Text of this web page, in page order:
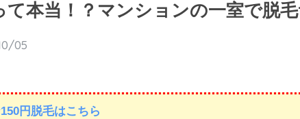
て本当！？マンションの一室で脱
05
円脱毛はこちら